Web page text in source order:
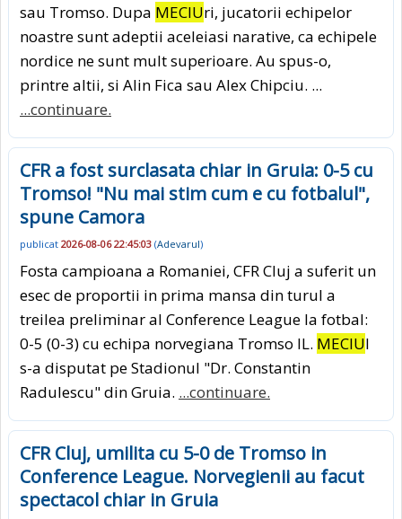
sau Tromso. Dupa MECIUri, jucatorii echipelor
noastre sunt adeptii aceleiasi narative, ca echipele
nordice ne sunt mult superioare. Au spus-o,
printre altii, si Alin Fica sau Alex Chipciu. ...
...continuare.
CFR a fost surclasata chiar in Gruia: 0-5 cu
Tromso! "Nu mai stim cum e cu fotbalul",
spune Camora
publicat 2026-08-06 22:45:03 (Adevarul)
Fosta campioana a Romaniei, CFR Cluj a suferit un
esec de proportii in prima mansa din turul a
treilea preliminar al Conference League la fotbal:
0-5 (0-3) cu echipa norvegiana Tromso IL. MECIUl
s-a disputat pe Stadionul "Dr. Constantin
Radulescu" din Gruia. ...continuare.
CFR Cluj, umilita cu 5-0 de Tromso in
Conference League. Norvegienii au facut
spectacol chiar in Gruia